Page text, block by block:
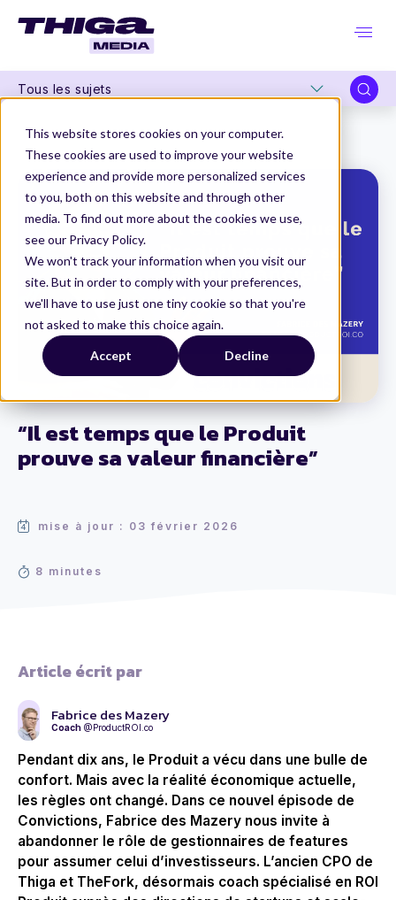
This website stores cookies on your computer.
These cookies are used to improve your website
experience and provide more personalized services
to you, both on this website and through other
media. To find out more about the cookies we use,
see our Privacy Policy.
We won't track your information when you visit our
site. But in order to comply with your preferences,
we'll have to use just one tiny cookie so that you're
not asked to make this choice again.
Accept Decline
Tous les sujets
“Il est temps que le Produit
prouve sa valeur financière”
mise à jour : 03 février 2026
8 minutes
Thiga Media
Convictions
Article écrit par
Fabrice des Mazery
Coach @ProductROI.co
Pendant dix ans, le Produit a vécu dans une bulle de
confort. Mais avec la réalité économique actuelle,
les règles ont changé. Dans ce nouvel épisode de
Convictions, Fabrice des Mazery nous invite à
abandonner le rôle de gestionnaires de features
pour assumer celui d’investisseurs. L’ancien CPO de
Thiga et TheFork, désormais coach spécialisé en ROI